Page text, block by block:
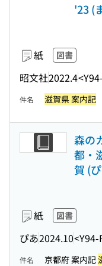
'23 (
紙 図書
昭文社2022.4
件名 滋賀県 案内記
森の
都・
賀 (
紙 図書
ぴあ2024.10<Y94-
件名 京都府 案内記